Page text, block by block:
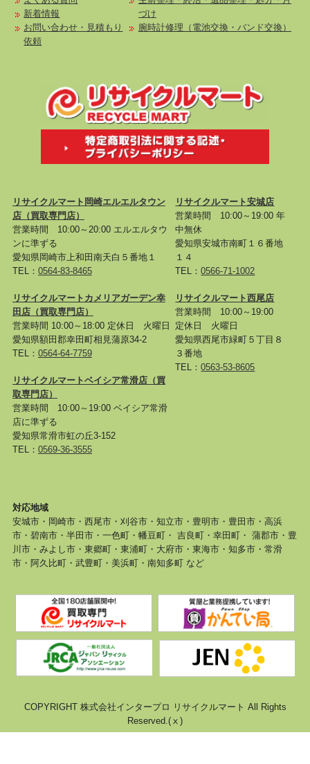
新着情報
お問い合わせ・見積もり
依頼
づけ
腕時計修理（電池交換・バンド交換）
リサイクルマート岡崎エルエルタウン
店（買取専門店）
営業時間 10:00～20:00 エルエルタウ
ンに準ずる
愛知県岡崎市上和田南天白５番地１
TEL： 0564-83-8465
リサイクルマートカメリアガーデン幸
田店（買取専門店）
営業時間 10:00～18:00 定休日 火曜日
愛知県額田郡幸田町相見蒲原34-2
TEL： 0564-64-7759
リサイクルマートベイシア常滑店（買
取専門店）
営業時間 10:00～19:00 ベイシア常滑
店に準ずる
愛知県常滑市虹の丘3-152
TEL： 0569-36-3555
リサイクルマート安城店
営業時間 10:00～19:00 年
中無休
愛知県安城市南町１６番地
１４
TEL：0566-71-1002
リサイクルマート西尾店
営業時間 10:00～19:00
定休日 火曜日
愛知県西尾市緑町５丁目８
３番地
TEL：0563-53-8605
対応地域
安城市・岡崎市・西尾市・刈谷市・知立市・豊明市・豊田市・高浜
市・碧南市・半田市・一色町・幡豆町・ 吉良町・幸田町・ 蒲郡市・豊
川市・みよし市・東郷町・東浦町・大府市・東海市・知多市・常滑
市・阿久比町・武豊町・美浜町・南知多町 など
COPYRIGHT 株式会社インタープロ リサイクルマート All Rights
Reserved.(ⅹ)